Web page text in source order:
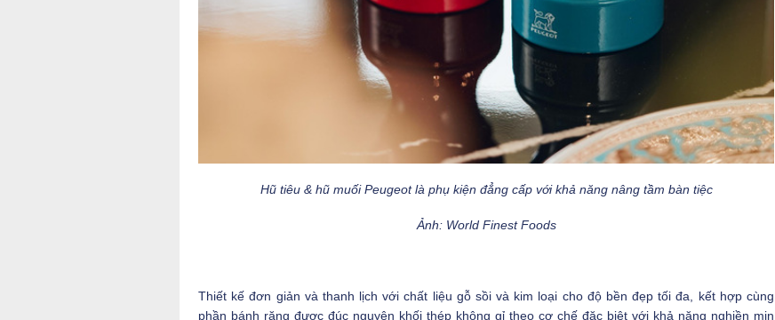
Hũ tiêu & hũ muối Peugeot là phụ kiện đẳng cấp với khả năng nâng tầm bàn tiệc
Ảnh: World Finest Foods
Thiết kế đơn giản và thanh lịch với chất liệu gỗ sồi và kim loại cho độ bền đẹp tối đa, kết hợp cùng
phần bánh răng được đúc nguyên khối thép không gỉ theo cơ chế đặc biệt với khả năng nghiền mịn